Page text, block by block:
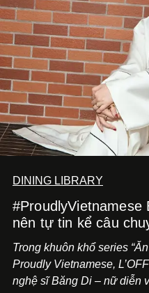
DINING LIBRARY
#ProudlyVietnamese
nên tự tin kể câu
Trong khuôn khổ series
Proudly Vietnamese,
nghệ sĩ Băng Di – nữ diễn